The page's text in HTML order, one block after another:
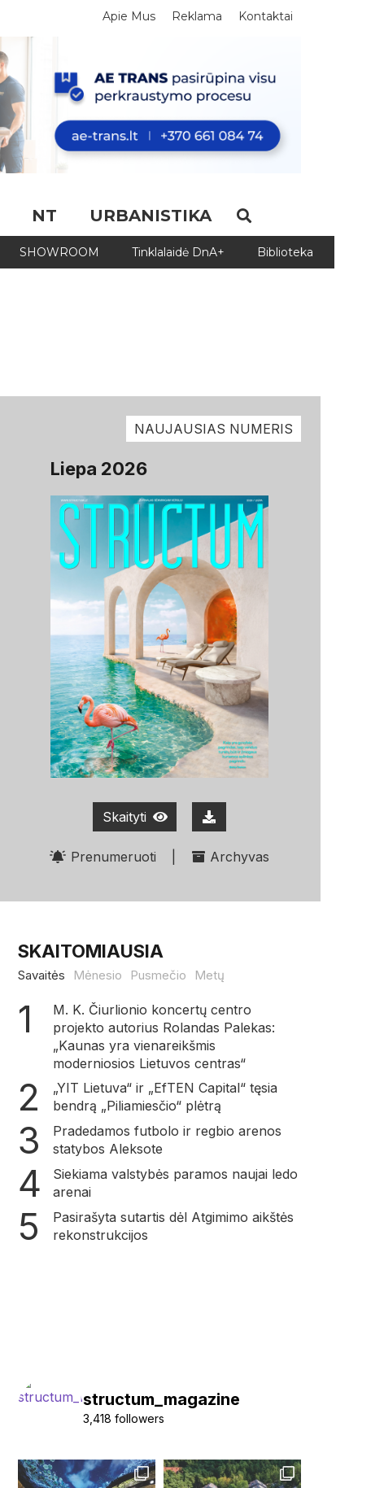
Apie Mus Reklama Kontaktai
NT URBANISTIKA
SHOWROOM Tinklalaidė DnA+ Biblioteka
NAUJAUSIAS NUMERIS
Liepa 2026
Skaityti
Prenumeruoti Archyvas
SKAITOMIAUSIA
Savaitės Mėnesio Pusmečio Metų
M. K. Čiurlionio koncertų centro
projekto autorius Rolandas Palekas:
„Kaunas yra vienareikšmis
moderniosios Lietuvos centras“
„YIT Lietuva“ ir „EfTEN Capital“ tęsia
bendrą „Piliamiesčio“ plėtrą
Pradedamos futbolo ir regbio arenos
statybos Aleksote
Siekiama valstybės paramos naujai ledo
arenai
Pasirašyta sutartis dėl Atgimimo aikštės
rekonstrukcijos
structum_magazine
3,418 followers